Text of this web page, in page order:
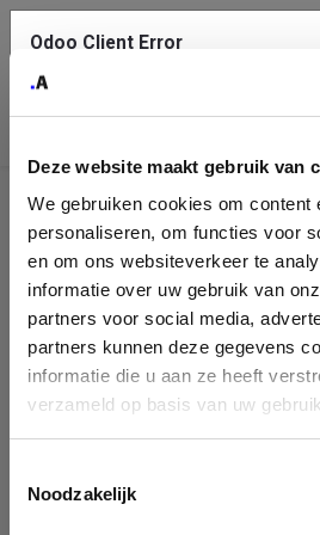
Deze website maakt gebruik van
We gebruiken cookies om content
personaliseren, om functies voor
en om ons websiteverkeer te
informatie over uw gebruik van
partners voor social media,
partners kunnen deze gegevens
informatie die u aan ze heeft
verzameld op basis van uw
Noodzakelijk
Company
Identification
Please fill in your company
You can search a company in our
enterprise ID. When a company is
form. If you don't find your company in
Odoo Client Error
service.
See details
Ok